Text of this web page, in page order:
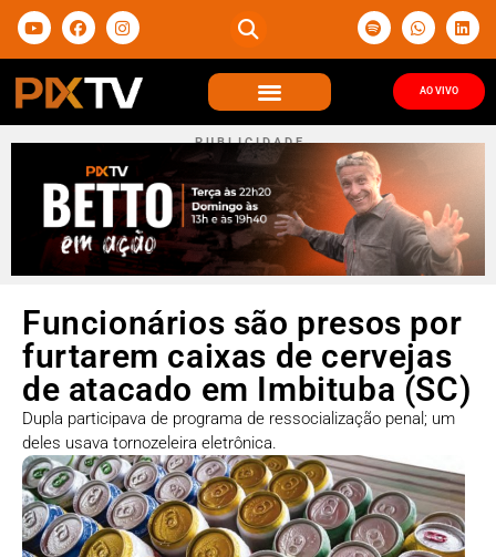
AO VIVO
P U B L I C I D A D E
Funcionários são presos por
furtarem caixas de cervejas
de atacado em Imbituba (SC)
Dupla participava de programa de ressocialização penal; um
deles usava tornozeleira eletrônica.